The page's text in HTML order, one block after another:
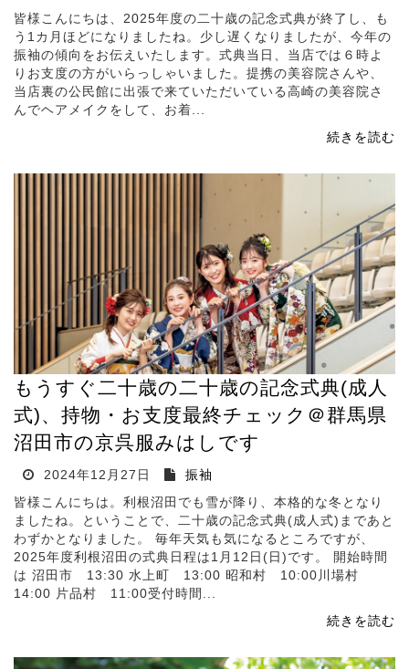
皆様こんにちは、2025年度の二十歳の記念式典が終了し、も
う1カ月ほどになりましたね。少し遅くなりましたが、今年の
振袖の傾向をお伝えいたします。式典当日、当店では６時よ
りお支度の方がいらっしゃいました。提携の美容院さんや、
当店裏の公民館に出張で来ていただいている高崎の美容院さ
んでヘアメイクをして、お着...
続きを読む
もうすぐ二十歳の二十歳の記念式典(成人
式)、持物・お支度最終チェック＠群馬県
沼田市の京呉服みはしです
2024年12月27日
振袖
皆様こんにちは。利根沼田でも雪が降り、本格的な冬となり
ましたね。ということで、二十歳の記念式典(成人式)まであと
わずかとなりました。 毎年天気も気になるところですが、
2025年度利根沼田の式典日程は1月12日(日)です。 開始時間
は 沼田市 13:30 水上町 13:00 昭和村 10:00川場村
14:00 片品村 11:00受付時間...
続きを読む